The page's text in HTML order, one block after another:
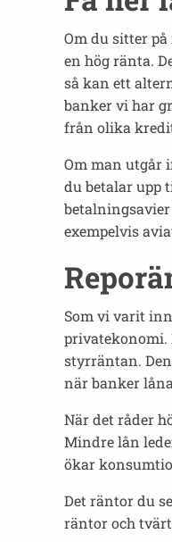
Om du sitter
en hög ränta.
så kan ett
banker vi har
från olika
Om man utgår
du betalar upp
exempelvis
Som vi varit
privatekonomi.
styrräntan.
när banker
När det råder
Mindre lån
ökar
Det räntor du
räntor och